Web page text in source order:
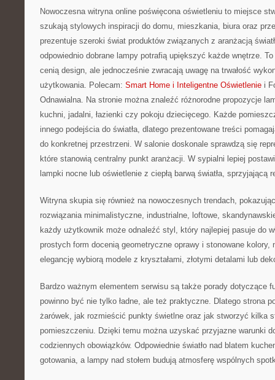
Nowoczesna witryna online poświęcona oświetleniu to miejsce
szukają stylowych inspiracji do domu, mieszkania, biura oraz
prezentuje szeroki świat produktów związanych z aranżacją
odpowiednio dobrane lampy potrafią upiększyć każde wnętrze.
cenią design, ale jednocześnie zwracają uwagę na trwałość
użytkowania. Polecam: Smart Home i Inteligentne Oświetlenie i
Odnawialna. Na stronie można znaleźć różnorodne propozycje
kuchni, jadalni, łazienki czy pokoju dziecięcego. Każde
innego podejścia do światła, dlatego prezentowane treści
do konkretnej przestrzeni. W salonie doskonale sprawdzą się
które stanowią centralny punkt aranżacji. W sypialni lepiej
lampki nocne lub oświetlenie z ciepłą barwą światła, sprzyjającą
Witryna skupia się również na nowoczesnych trendach,
rozwiązania minimalistyczne, industrialne, loftowe,
każdy użytkownik może odnaleźć styl, który najlepiej pasuje do
prostych form docenią geometryczne oprawy i stonowane kolory,
elegancję wybiorą modele z kryształami, złotymi detalami lub
Bardzo ważnym elementem serwisu są także porady dotyczące
powinno być nie tylko ładne, ale też praktyczne. Dlatego strona
żarówek, jak rozmieścić punkty świetlne oraz jak stworzyć kilka
pomieszczeniu. Dzięki temu można uzyskać przyjazne warunki
codziennych obowiązków. Odpowiednie światło nad blatem
gotowania, a lampy nad stołem budują atmosferę wspólnych